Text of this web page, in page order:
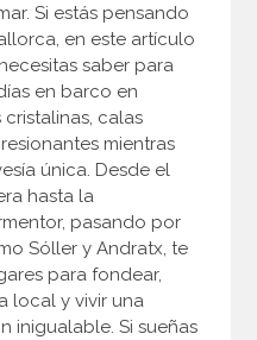
Si estás pensando
en este artículo
saber para
en barco en
calas
mientras
única. Desde el
hasta la
pasando por
Sóller y Andratx, te
para fondear,
local y vivir una
inigualable. Si sueñas